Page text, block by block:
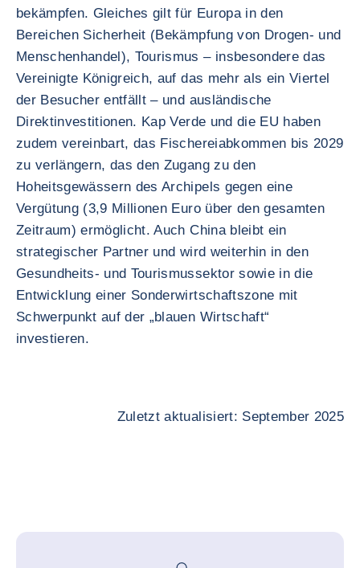
bekämpfen. Gleiches gilt für Europa in den
Bereichen Sicherheit (Bekämpfung von Drogen- und
Menschenhandel), Tourismus – insbesondere das
Vereinigte Königreich, auf das mehr als ein Viertel
der Besucher entfällt – und ausländische
Direktinvestitionen. Kap Verde und die EU haben
zudem vereinbart, das Fischereiabkommen bis 2029
zu verlängern, das den Zugang zu den
Hoheitsgewässern des Archipels gegen eine
Vergütung (3,9 Millionen Euro über den gesamten
Zeitraum) ermöglicht. Auch China bleibt ein
strategischer Partner und wird weiterhin in den
Gesundheits- und Tourismussektor sowie in die
Entwicklung einer Sonderwirtschaftszone mit
Schwerpunkt auf der „blauen Wirtschaft“
investieren.
Zuletzt aktualisiert: September 2025